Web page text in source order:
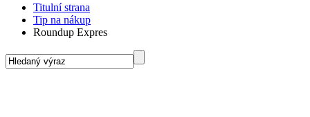
Titulní strana
Tip na nákup
Roundup Expres